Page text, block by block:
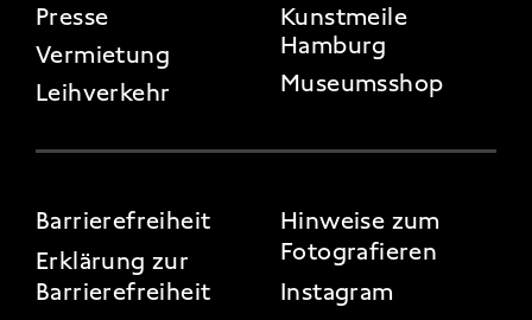
Presse
Vermietung
Leihverkehr
Kunstmeile
Hamburg
Museumsshop
FOOTER 3
Barrierefreiheit
Erklärung zur
Barrierefreiheit
Hinweise zum
Fotografieren
Instagram